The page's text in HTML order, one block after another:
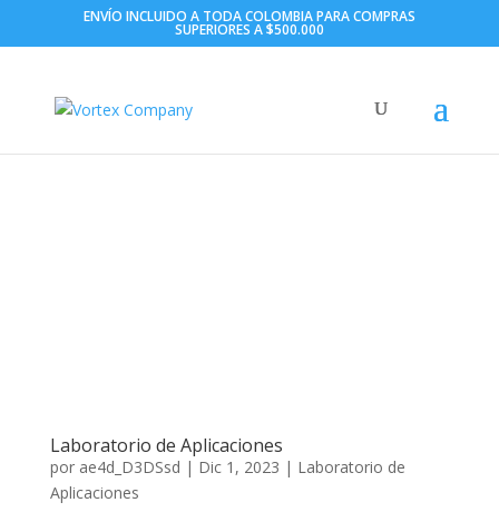
ENVÍO INCLUIDO A TODA COLOMBIA PARA COMPRAS
SUPERIORES A $500.000
Laboratorio de Aplicaciones
por ae4d_D3DSsd | Dic 1, 2023 | Laboratorio de
Aplicaciones